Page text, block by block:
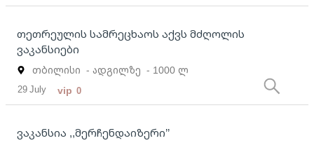
თეთრეულის სამრეცხაოს აქვს მძღოლის
ვაკანსიები
თბილისი - ადგილზე - 1000 ლ
29 July vip 0
ვაკანსია ,,მერჩენდაიზერი’’